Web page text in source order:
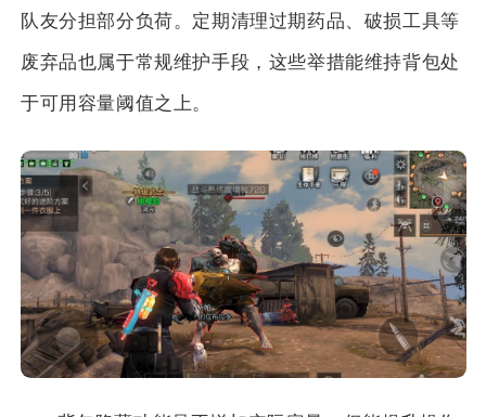
队友分担部分负荷。定期清理过期药品、破损工具等
废弃品也属于常规维护手段，这些举措能维持背包处
于可用容量阈值之上。